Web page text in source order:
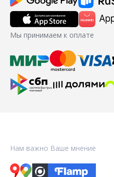
Мы принимаем к оплате
Нам важно Ваше мнение